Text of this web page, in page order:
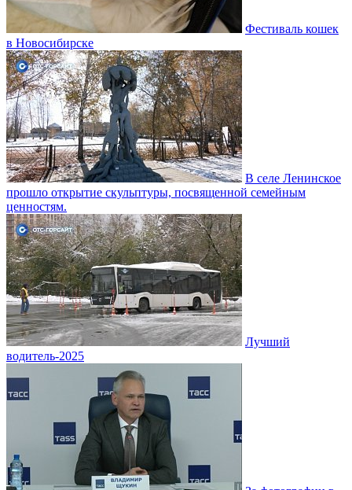
Фестиваль кошек
в Новосибирске
В селе Ленинское
прошло открытие скульптуры, посвященной семейным
ценностям.
Лучший
водитель-2025